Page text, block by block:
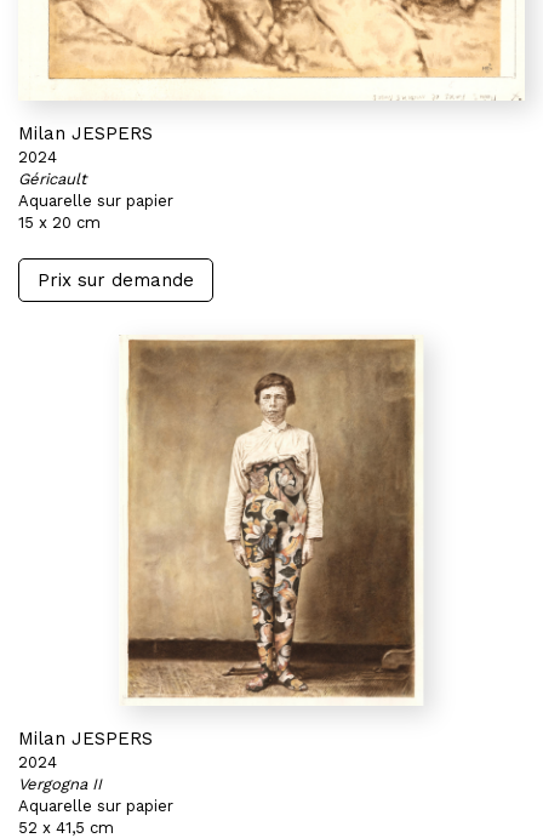
Milan JESPERS
2024
Géricault
Aquarelle sur papier
15 x 20 cm
Prix sur demande
Milan JESPERS
2024
Vergogna II
Aquarelle sur papier
52 x 41,5 cm